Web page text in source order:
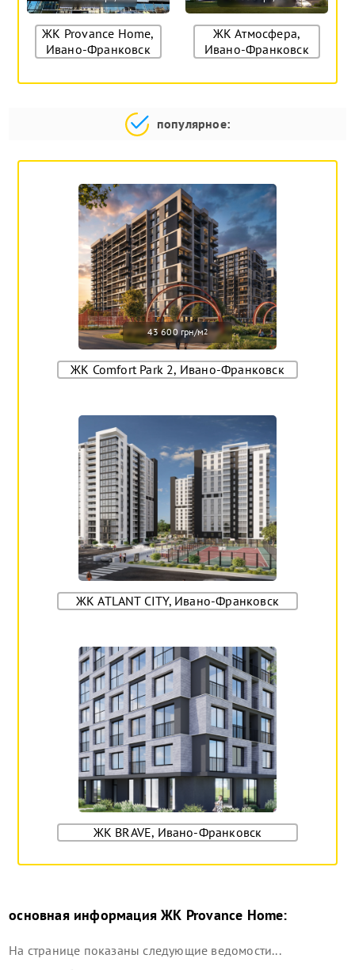
ЖК Provance Home,
Ивано-Франковск
ЖК Атмосфера,
Ивано-Франковск
популярное:
43 600 грн/м2
ЖК Comfort Park 2, Ивано-Франковск
ЖК ATLANT CITY, Ивано-Франковск
ЖК BRAVE, Ивано-Франковск
основная информация ЖК Provance Home:
На странице показаны следующие ведомости...